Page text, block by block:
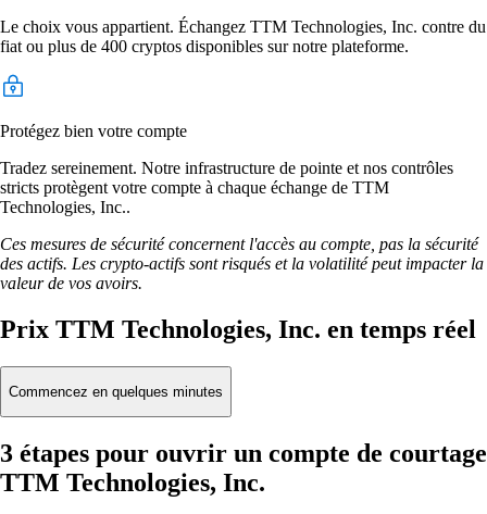
Le choix vous appartient. Échangez TTM Technologies, Inc. contre du
fiat ou plus de 400 cryptos disponibles sur notre plateforme.
Protégez bien votre compte
Tradez sereinement. Notre infrastructure de pointe et nos contrôles
stricts protègent votre compte à chaque échange de TTM
Technologies, Inc..
Ces mesures de sécurité concernent l'accès au compte, pas la sécurité
des actifs. Les crypto-actifs sont risqués et la volatilité peut impacter la
valeur de vos avoirs.
Prix TTM Technologies, Inc. en temps réel
Commencez en quelques minutes
3 étapes pour ouvrir un compte de courtage
TTM Technologies, Inc.